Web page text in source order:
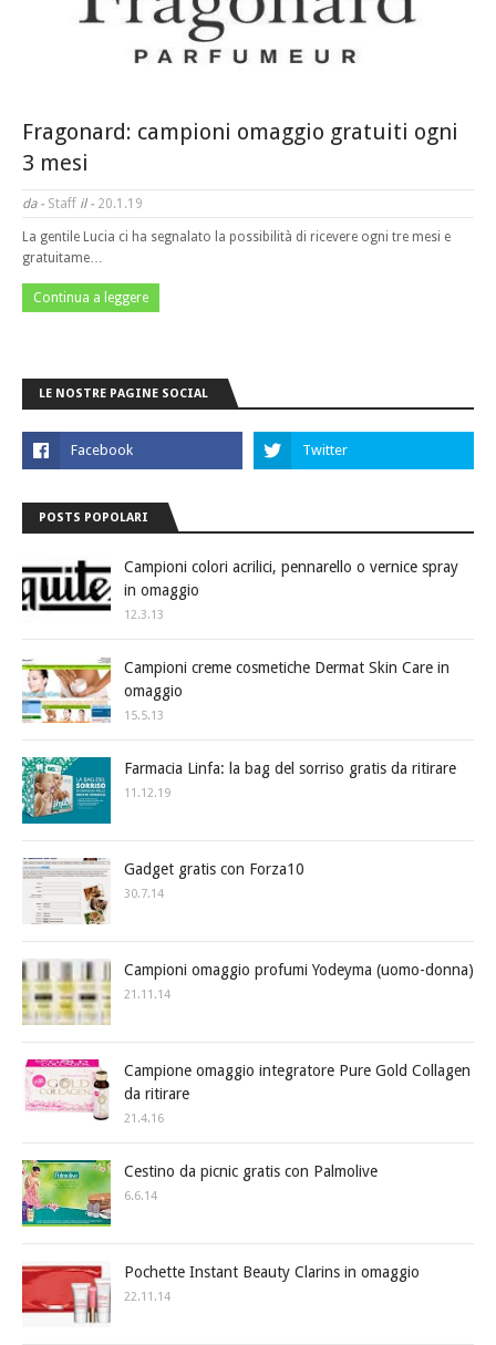
Fragonard: campioni omaggio gratuiti ogni
3 mesi
da - Staff il - 20.1.19
La gentile Lucia ci ha segnalato la possibilità di ricevere ogni tre mesi e
gratuitame…
Continua a leggere
LE NOSTRE PAGINE SOCIAL
POSTS POPOLARI
Campioni colori acrilici, pennarello o vernice spray
in omaggio
12.3.13
Campioni creme cosmetiche Dermat Skin Care in
omaggio
15.5.13
Farmacia Linfa: la bag del sorriso gratis da ritirare
11.12.19
Gadget gratis con Forza10
30.7.14
Campioni omaggio profumi Yodeyma (uomo-donna)
21.11.14
Campione omaggio integratore Pure Gold Collagen
da ritirare
21.4.16
Cestino da picnic gratis con Palmolive
6.6.14
Pochette Instant Beauty Clarins in omaggio
22.11.14